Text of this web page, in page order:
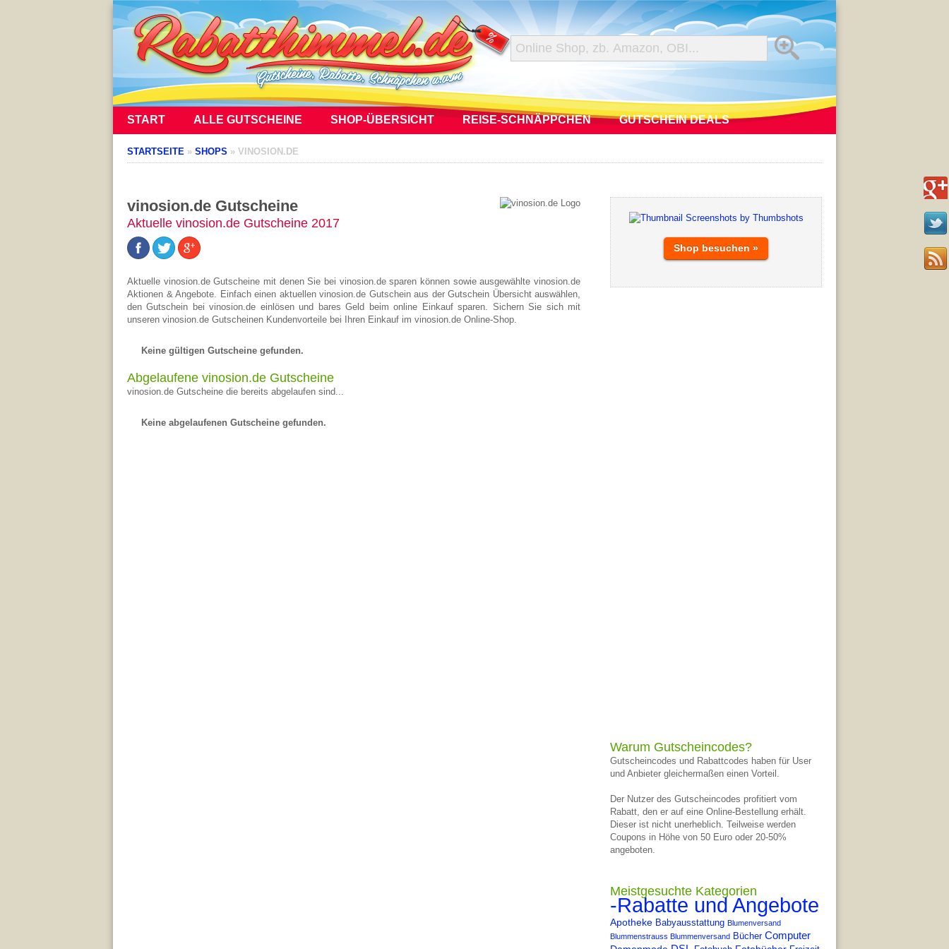
START ALLE GUTSCHEINE SHOP-ÜBERSICHT REISE-SCHNÄPPCHEN GUTSCHEIN DEALS
STARTSEITE » SHOPS » VINOSION.DE
vinosion.de Gutscheine
Aktuelle vinosion.de Gutscheine 2017
Aktuelle vinosion.de Gutscheine mit denen Sie bei vinosion.de sparen können sowie ausgewählte vinosion.de
Aktionen & Angebote. Einfach einen aktuellen vinosion.de Gutschein aus der Gutschein Übersicht auswählen,
den Gutschein bei vinosion.de einlösen und bares Geld beim online Einkauf sparen. Sichern Sie sich mit
unseren vinosion.de Gutscheinen Kundenvorteile bei Ihren Einkauf im vinosion.de Online-Shop.
Keine gültigen Gutscheine gefunden.
Abgelaufene vinosion.de Gutscheine
vinosion.de Gutscheine die bereits abgelaufen sind...
Keine abgelaufenen Gutscheine gefunden.
Shop besuchen »
Warum Gutscheincodes?
Gutscheincodes und Rabattcodes haben für User
und Anbieter gleichermaßen einen Vorteil.
Der Nutzer des Gutscheincodes profitiert vom
Rabatt, den er auf eine Online-Bestellung erhält.
Dieser ist nicht unerheblich. Teilweise werden
Coupons in Höhe von 50 Euro oder 20-50%
angeboten.
Meistgesuchte Kategorien
-Rabatte und Angebote
Apotheke Babyausstattung Blumenversand
Blummenstrauss Blummenversand Bücher Computer